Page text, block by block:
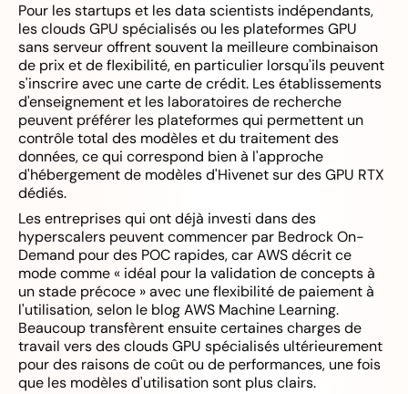
Pour les startups et les data scientists indépendants,
les clouds GPU spécialisés ou les plateformes GPU
sans serveur offrent souvent la meilleure combinaison
de prix et de flexibilité, en particulier lorsqu'ils peuvent
s'inscrire avec une carte de crédit. Les établissements
d'enseignement et les laboratoires de recherche
peuvent préférer les plateformes qui permettent un
contrôle total des modèles et du traitement des
données, ce qui correspond bien à l'approche
d'hébergement de modèles d'Hivenet sur des GPU RTX
dédiés.
Les entreprises qui ont déjà investi dans des
hyperscalers peuvent commencer par Bedrock On-
Demand pour des POC rapides, car AWS décrit ce
mode comme « idéal pour la validation de concepts à
un stade précoce » avec une flexibilité de paiement à
l'utilisation, selon le blog AWS Machine Learning.
Beaucoup transfèrent ensuite certaines charges de
travail vers des clouds GPU spécialisés ultérieurement
pour des raisons de coût ou de performances, une fois
que les modèles d'utilisation sont plus clairs.